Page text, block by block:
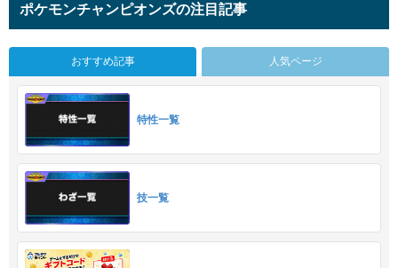
ポケモンチャンピオンズの注目記事
おすすめ記事 人気ページ
特性一覧
技一覧